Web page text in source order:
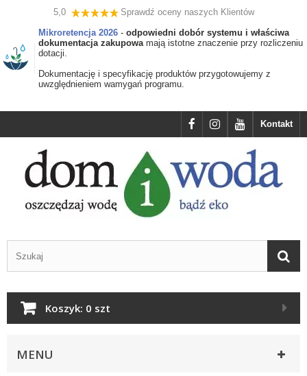
5,0
Sprawdź oceny naszych Klientów
Mikroretencja 2026 - odpowiedni dobór systemu i właściwa
dokumentacja zakupowamają istotne znaczenie przy rozliczeniu
dotacji.
Dokumentację i specyfikację produktów przygotowujemy z
uwzględnieniem wamygań programu.
Kontakt
Koszyk: 0 szt
MENU